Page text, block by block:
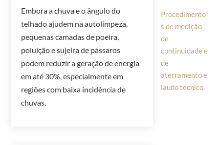
Embora a chuva e o ângulo do
telhado ajudem na autolimpeza,
pequenas camadas de poeira,
poluição e sujeira de pássaros
podem reduzir a geração de energia
em até 30%, especialmente em
regiões com baixa incidência de
chuvas.
Procedimento
s de medição
de
continuidade e
de
aterramento e
laudo técnico.